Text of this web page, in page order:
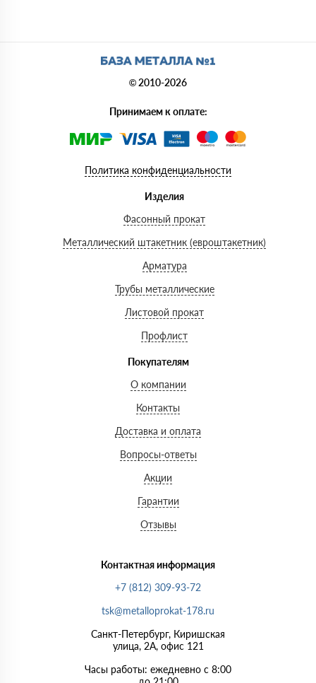
© 2010-2026
Принимаем к оплате:
Политика конфиденциальности
Изделия
Фасонный прокат
Металлический штакетник (евроштакетник)
Арматура
Трубы металлические
Листовой прокат
Профлист
Покупателям
О компании
Контакты
Доставка и оплата
Вопросы-ответы
Акции
Гарантии
Отзывы
Контактная информация
+7 (812) 309-93-72
tsk@metalloprokat-178.ru
Санкт-Петербург, Киришская
улица, 2А, офис 121
Часы работы: ежедневно с 8:00